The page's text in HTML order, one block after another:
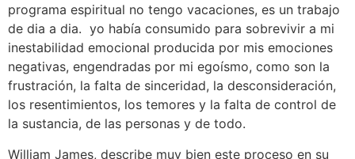
programa espiritual no tengo vacaciones, es un trabajo
de dia a dia. yo había consumido para sobrevivir a mi
inestabilidad emocional producida por mis emociones
negativas, engendradas por mi egoísmo, como son la
frustración, la falta de sinceridad, la desconsideración,
los resentimientos, los temores y la falta de control de
la sustancia, de las personas y de todo.
William James, describe muy bien este proceso en su